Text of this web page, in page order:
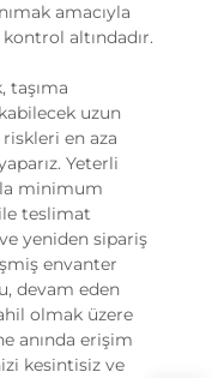
amacıyla
altındadır.
taşıma
uzun
en aza
Yeterli
minimum
teslimat
yeniden sipariş
envanter
devam eden
olmak üzere
anında erişim
kesintisiz ve